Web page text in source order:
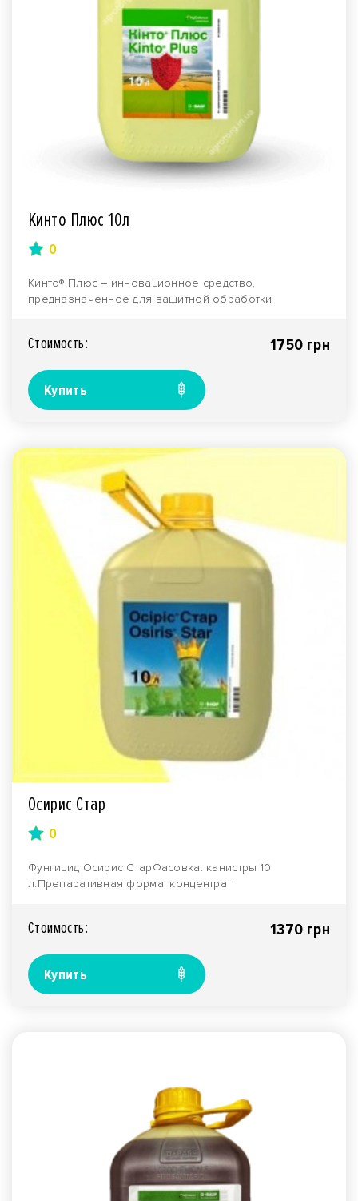
Кинто Плюс 10л
0
Кинто® Плюс – инновационное средство,
предназначенное для защитной обработки
Стоимость: 1750 грн
Купить
Осирис Стар
0
Фунгицид Осирис СтарФасовка: канистры 10
л.Препаративная форма: концентрат
Стоимость: 1370 грн
Купить